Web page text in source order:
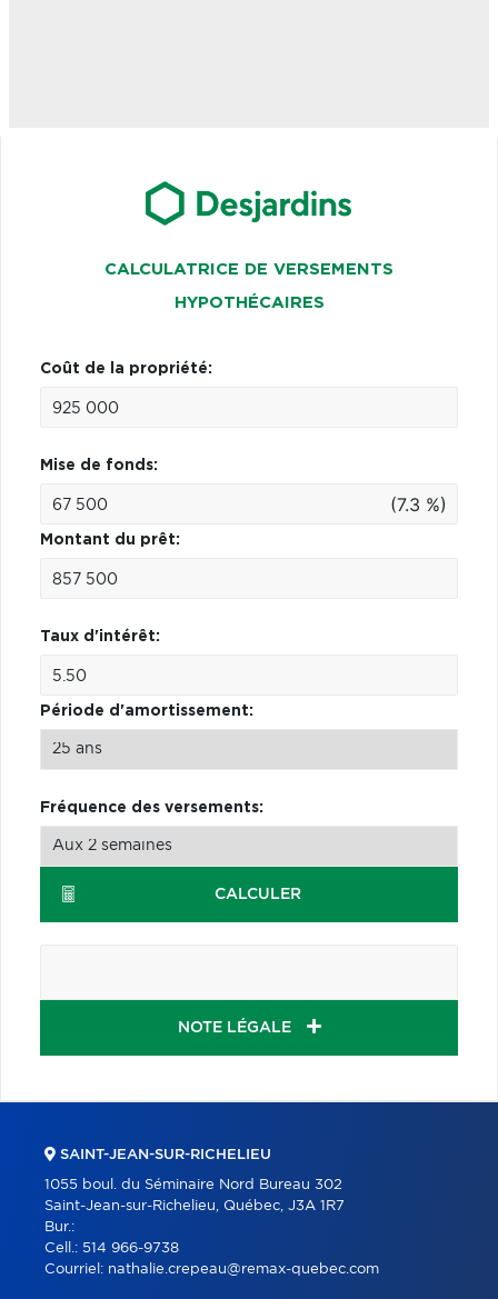
CALCULATRICE DE VERSEMENTS
HYPOTHÉCAIRES
Coût de la propriété:
Mise de fonds:
(7.3 %)
Montant du prêt:
Taux d'intérêt:
Période d'amortissement:
Fréquence des versements:
CALCULER
NOTE LÉGALE
SAINT-JEAN-SUR-RICHELIEU
1055 boul. du Séminaire Nord Bureau 302
Saint-Jean-sur-Richelieu, Québec, J3A 1R7
Bur.:
Cell.: 514 966-9738
Courriel: nathalie.crepeau@remax-quebec.com